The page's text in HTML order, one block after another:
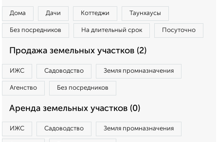
Дома Дачи Коттеджи Таунхаусы
Без посредников На длительный срок Посуточно
Продажа земельных участков (2)
ИЖС Садоводство Земля промназначения
Агенство Без посредников
Аренда земельных участков (0)
ИЖС Садоводство Земля промназначения